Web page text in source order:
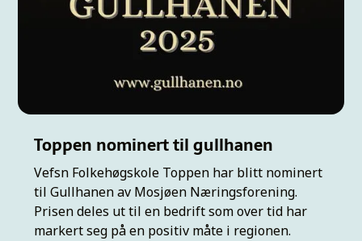
Toppen nominert til gullhanen
Vefsn Folkehøgskole Toppen har blitt nominert
til Gullhanen av Mosjøen Næringsforening.
Prisen deles ut til en bedrift som over tid har
markert seg på en positiv måte i regionen.